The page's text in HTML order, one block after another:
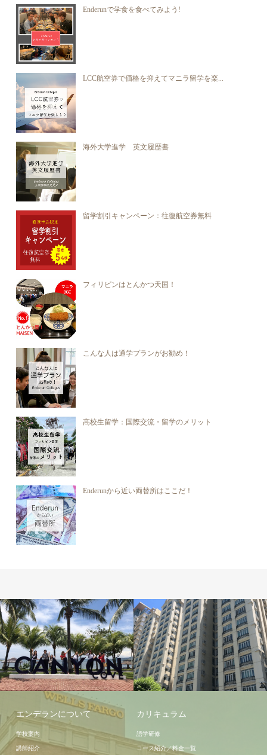
Enderunで学食を食べてみよう!
LCC航空券で価格を抑えてマニラ留学を楽...
海外大学進学 英文履歴書
留学割引キャンペーン：往復航空券無料
フィリピンはとんかつ天国！
こんな人は通学プランがお勧め！
高校生留学：国際交流・留学のメリット
Enderunから近い両替所はここだ！
周辺情報 宿泊施設
エンデランについて
学校案内
講師紹介
カリキュラム
語学研修
コース紹介／料金一覧